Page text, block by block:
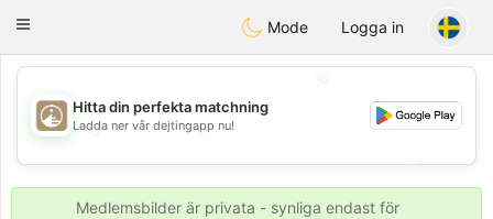
ahebik
Toggle
Mode Logga in
💖
💕
💕
Hitta din perfekta matchning
Ladda ner vår dejtingapp nu!
Medlemsbilder är privata - synliga endast för